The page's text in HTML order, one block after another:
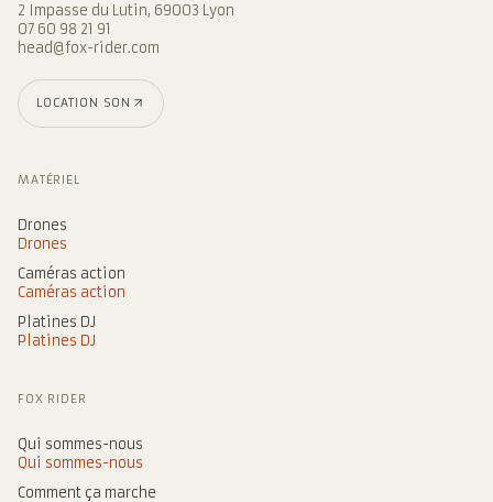
2 Impasse du Lutin, 69003 Lyon
07 60 98 21 91
head@fox-rider.com
LOCATION SON
MATÉRIEL
Drones
Drones
Caméras action
Caméras action
Platines DJ
Platines DJ
FOX RIDER
Qui sommes-nous
Qui sommes-nous
Comment ça marche